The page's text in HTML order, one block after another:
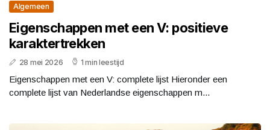
Algemeen
Eigenschappen met een V: positieve
karaktertrekken
28 mei 2026 1 min leestijd
Eigenschappen met een V: complete lijst Hieronder een
complete lijst van Nederlandse eigenschappen m...